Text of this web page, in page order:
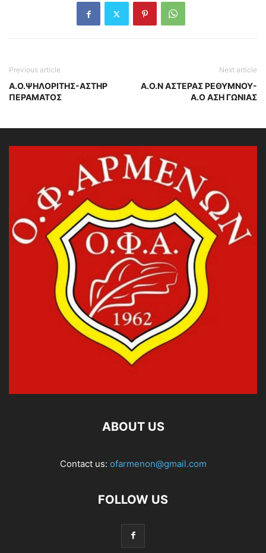
Previous article
Α.Ο.ΨΗΛΟΡΙΤΗΣ-ΑΣΤΗΡ
ΠΕΡΑΜΑΤΟΣ
Next article
Α.Ο.Ν ΑΣΤΕΡΑΣ ΡΕΘΥΜΝΟΥ-
Α.Ο ΑΣΗ ΓΩΝΙΑΣ
ABOUT US
Contact us: ofarmenon@gmail.com
FOLLOW US